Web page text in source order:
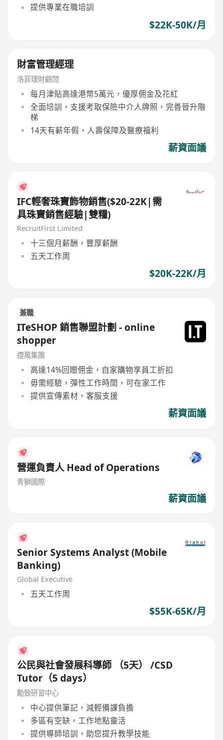
提供專業在職培訓
$22K-50K/月
財富管理經理
洛菲理財顧問
每月津貼高達港幣5萬元，優厚佣金及花紅
全面培訓，支援考取保險中介人牌照，完善晉升階
梯
14天有薪年假，人壽保障及醫療福利
薪資面議
IFC輕奢珠寶飾物銷售($20-22K|需
具珠寶銷售經驗|雙糧)
RecruitFirst Limited
十三個月薪酬，豐厚薪酬
五天工作周
$20K-22K/月
兼職
ITeSHOP 銷售聯盟計劃 - online
shopper
遵萬集團
高達14%回贈佣金，自家購物享員工折扣
毋需經驗，彈性工作時間，可在家工作
提供宣傳素材，客服支援
薪資面議
營運負責人 Head of Operations
青獅國際
薪資面議
Senior Systems Analyst (Mobile
Banking)
Global Executive
五天工作周
$55K-65K/月
公民與社會發展科導師 （5天） /CSD
Tutor（5 days）
勵致研習中心
中心提供筆記，減輕備課負擔
多區有空缺，工作地點靈活
提供導師培訓，助您提升教學技能